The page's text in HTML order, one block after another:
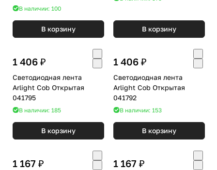
В наличии: 100
В корзину В корзину
1 406 ₽
Светодиодная лента
Arlight Cob Открытая
041795
В наличии: 185
В корзину
1 406 ₽
Светодиодная лента
Arlight Cob Открытая
041792
В наличии: 153
В корзину
1 167 ₽ 1 167 ₽